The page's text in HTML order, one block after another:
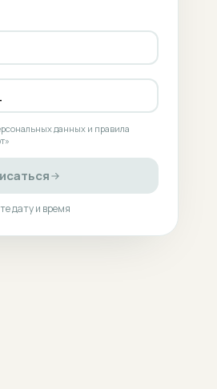
данных и правила
дату и время